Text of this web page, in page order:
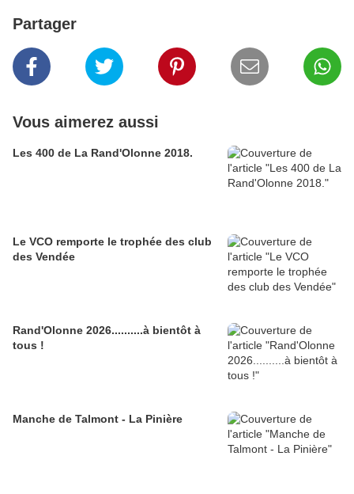
Partager
Vous aimerez aussi
Les 400 de La Rand'Olonne 2018.
Le VCO remporte le trophée des club
des Vendée
Rand'Olonne 2026..........à bientôt à
tous !
Manche de Talmont - La Pinière